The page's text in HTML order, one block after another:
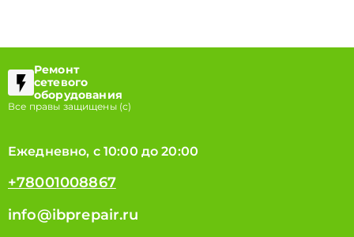
Ремонт
сетевого
оборудования
Все правы защищены (с)
Ежедневно, с 10:00 до 20:00
+78001008867
info@ibprepair.ru